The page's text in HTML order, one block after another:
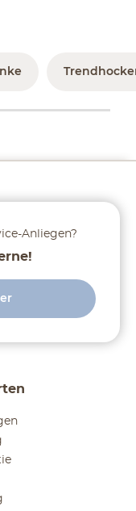
Anliegen?